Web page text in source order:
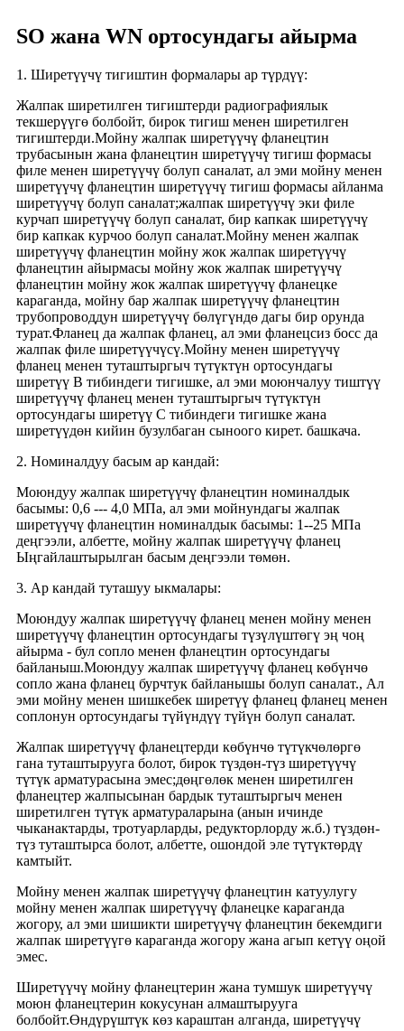
SO жана WN ортосундагы айырма
1. Ширетүүчү тигиштин формалары ар түрдүү:
Жалпак ширетилген тигиштерди радиографиялык
текшерүүгө болбойт, бирок тигиш менен ширетилген
тигиштерди.Мойну жалпак ширетүүчү фланецтин
трубасынын жана фланецтин ширетүүчү тигиш формасы
филе менен ширетүүчү болуп саналат, ал эми мойну менен
ширетүүчү фланецтин ширетүүчү тигиш формасы айланма
ширетүүчү болуп саналат;жалпак ширетүүчү эки филе
курчап ширетүүчү болуп саналат, бир капкак ширетүүчү
бир капкак курчоо болуп саналат.Мойну менен жалпак
ширетүүчү фланецтин мойну жок жалпак ширетүүчү
фланецтин айырмасы мойну жок жалпак ширетүүчү
фланецтин мойну жок жалпак ширетүүчү фланецке
караганда, мойну бар жалпак ширетүүчү фланецтин
трубопроводдун ширетүүчү бөлүгүндө дагы бир орунда
турат.Фланец да жалпак фланец, ал эми фланецсиз босс да
жалпак филе ширетүүчүсү.Мойну менен ширетүүчү
фланец менен туташтыргыч түтүктүн ортосундагы
ширетүү B тибиндеги тигишке, ал эми моюнчалуу тиштүү
ширетүүчү фланец менен туташтыргыч түтүктүн
ортосундагы ширетүү С тибиндеги тигишке жана
ширетүүдөн кийин бузулбаган сыноого кирет. башкача.
2. Номиналдуу басым ар кандай:
Моюндуу жалпак ширетүүчү фланецтин номиналдык
басымы: 0,6 --- 4,0 МПа, ал эми мойнундагы жалпак
ширетүүчү фланецтин номиналдык басымы: 1--25 МПа
деңгээли, албетте, мойну жалпак ширетүүчү фланец
Ыңгайлаштырылган басым деңгээли төмөн.
3. Ар кандай туташуу ыкмалары:
Моюндуу жалпак ширетүүчү фланец менен мойну менен
ширетүүчү фланецтин ортосундагы түзүлүштөгү эң чоң
айырма - бул сопло менен фланецтин ортосундагы
байланыш.Моюндуу жалпак ширетүүчү фланец көбүнчө
сопло жана фланец бурчтук байланышы болуп саналат., Ал
эми мойну менен шишкебек ширетүү фланец фланец менен
соплонун ортосундагы түйүндүү түйүн болуп саналат.
Жалпак ширетүүчү фланецтерди көбүнчө түтүкчөлөргө
гана туташтырууга болот, бирок түздөн-түз ширетүүчү
түтүк арматурасына эмес;дөңгөлөк менен ширетилген
фланецтер жалпысынан бардык туташтыргыч менен
ширетилген түтүк арматураларына (анын ичинде
чыканактарды, тротуарларды, редукторлорду ж.б.) түздөн-
түз туташтырса болот, албетте, ошондой эле түтүктөрдү
камтыйт.
Мойну менен жалпак ширетүүчү фланецтин катуулугу
мойну менен жалпак ширетүүчү фланецке караганда
жогору, ал эми шишикти ширетүүчү фланецтин бекемдиги
жалпак ширетүүгө караганда жогору жана агып кетүү оңой
эмес.
Ширетүүчү мойну фланецтерин жана тумшук ширетүүчү
моюн фланецтерин кокусунан алмаштырууга
болбойт.Өндүрүштүк көз караштан алганда, ширетүүчү